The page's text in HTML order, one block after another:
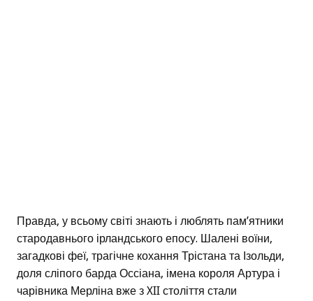
Правда, у всьому світі знають і люблять пам’ятники
стародавнього ірландського епосу. Шалені воїни,
загадкові феї, трагічне кохання Трістана та Ізольди,
доля сліпого барда Оссіана, імена короля Артура і
чарівника Мерліна вже з XII століття стали